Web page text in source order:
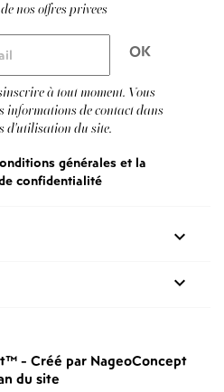
nos offres privees
à tout moment. Vous
informations de contact dans
d'utilisation du site.
générales et la
confidentialité


- Créé par NageoConcept
du site